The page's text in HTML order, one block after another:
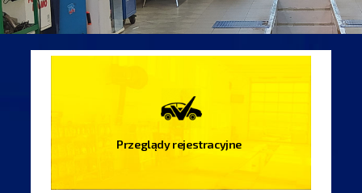
Przeglądy rejestracyjne
Przeglądy rejestracyjne motorowerów
Przegląd motocykla
Wielkim atutem naszej stacji kontroli pojazdów jest padanie hamulców na
płycie ,nie ma ryzyka zahaczenia bardzo niskim pojazdem oraz jest
KLIKNIJ